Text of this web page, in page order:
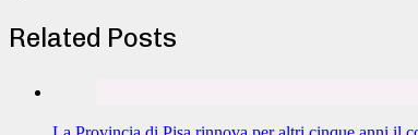
Related Posts